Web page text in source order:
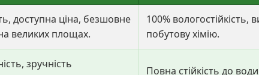
доступна ціна, безшовне
великих площах.
100% вологостійкість,
побутову хімію.
зручність
Повна стійкість до